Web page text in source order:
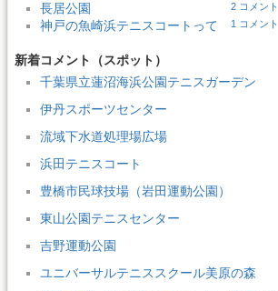
長居公園
2 コメント
神戸の魚崎浜テニスコートって 1 コメント
新着コメント（スポット）
千葉県立蓮沼海浜公園テニスガーデン
伊丹スポーツセンター
流域下水道処理場広場
浜田テニスコート
豊橋市民球技場（岩田運動公園）
東山公園テニスセンター
吉野運動公園
ユニバーサルテニススクール美原の森